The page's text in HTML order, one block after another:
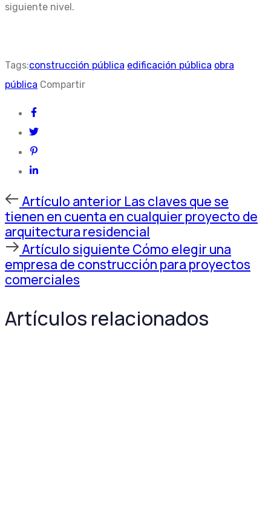
siguiente nivel.
Tags:construcción pública edificación pública obra
pública Compartir
Artículo
anterior
Artículo anterior Las claves que se
tienen en cuenta en cualquier proyecto de
arquitectura residencial
Artículo
siguiente
Artículo siguiente Cómo elegir una
empresa de construcción para proyectos
comerciales
Artículos relacionados